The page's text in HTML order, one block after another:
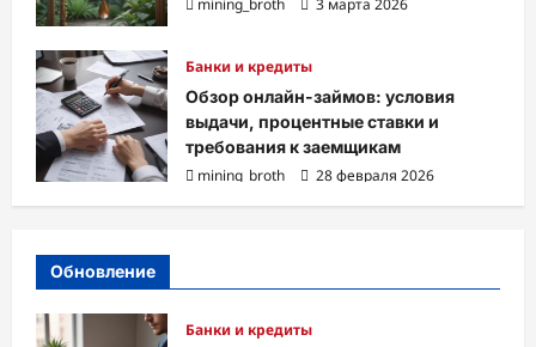
mining_broth
3 марта 2026
Банки и кредиты
Обзор онлайн-займов: условия
выдачи, процентные ставки и
требования к заемщикам
mining_broth
28 февраля 2026
Обновление
Банки и кредиты